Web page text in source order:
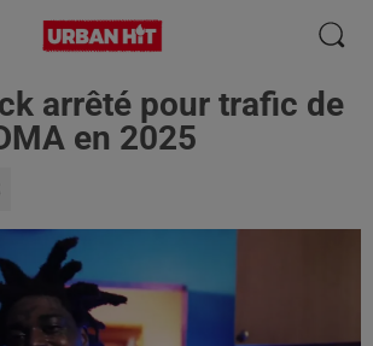
arrêté pour trafic de
en 2025